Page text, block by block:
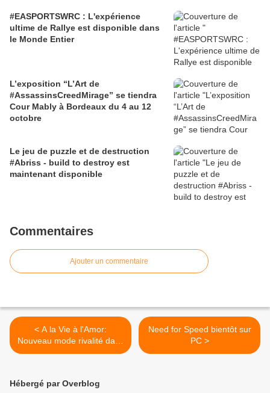
#EASPORTSWRC : L'expérience
ultime de Rallye est disponible dans
le Monde Entier
L’exposition “L’Art de
#AssassinsCreedMirage” se tiendra
Cour Mably à Bordeaux du 4 au 12
octobre
Le jeu de puzzle et de destruction
#Abriss - build to destroy est
maintenant disponible
Commentaires
Ajouter un commentaire
< A la Vie à l'Amor:
Nouveau mode rivalité dans
GTA Online‏
Need for Speed bientôt sur
PC >
Hébergé par Overblog